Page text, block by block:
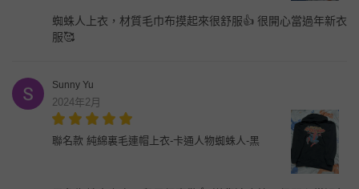
蜘蛛人上衣，材質毛巾布摸起來很舒服👍 很開心當過年新衣
服🥰
Sunny Yu
2024年2月
聯名款 純綿裏毛連帽上衣-卡通人物蜘蛛人-黑